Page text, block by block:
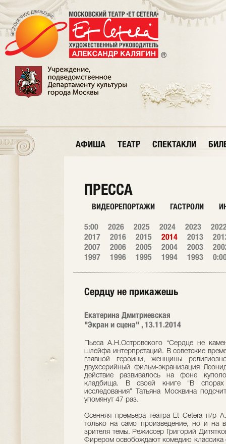
АФИША ТЕАТР СПЕКТАКЛИ
ПРЕССА
ВИДЕОРЕПОРТАЖИ ГАСТРОЛИ
5:00 2026 2025 2024 2023
2017
2016 2015 2014 2013
2007
2006 2005 2004 2003
1997
1996 1995 1994 1993
Сердцу не прикажешь
Екатерина Дмитриевская
"Экран и сцена" , 13.11.2014
Пьеса А.Н.Островского “Сердце не
шлейфа интерпретаций. В советские
главной героини, женщины
двухсерийный фильм-экранизация
действие развивалось на фоне
кладбища. В своей книге “В
исследования” Татьяна Москвина
упомянут 47 раз.
Осенняя премьера театра Et Cetera п/р
только на само произведение, но и на
зрителя темы. Режиссер Григорий
Фирером освобождают комедию классика